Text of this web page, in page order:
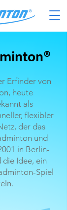
Erfinder von
heute
als
flexibler
der das
und
in Berlin-
Idee, ein
Spiel